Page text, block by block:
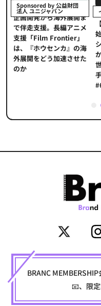
Sponsored by 公益財団
法人 ユニジャパン
企画開発から海外展開ま
で伴走支援。長編アニメ
支援「Film Frontier」
は、『ホウセンカ』の海
外展開をどう加速させた
のか
BRANC
📧、限